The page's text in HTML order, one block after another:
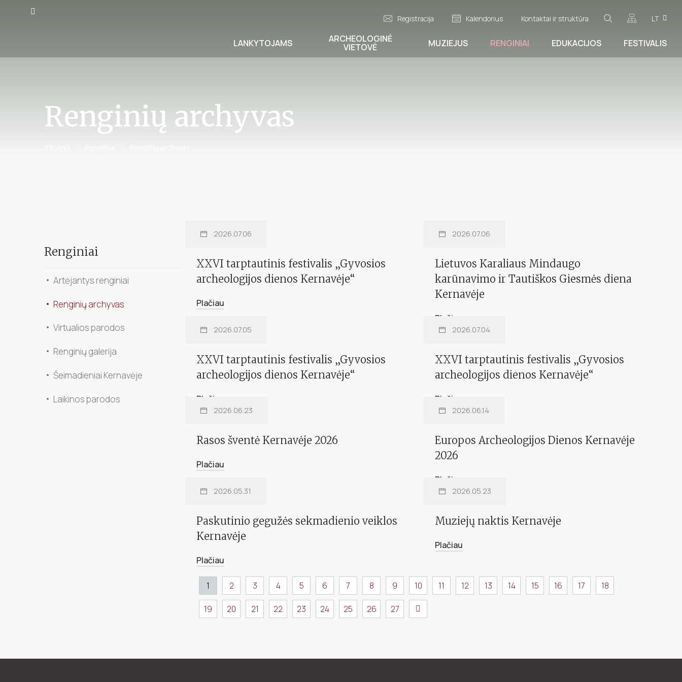
Registracija Kalendorius Kontaktai ir struktūra LT
LANKYTOJAMS ARCHEOLOGINĖ
VIETOVĖ MUZIEJUS RENGINIAI EDUKACIJOS FESTIVALIS
Renginių archyvas
Renginiai
Artėjantys renginiai
Renginių archyvas
Virtualios parodos
Renginių galerija
Šeimadieniai Kernavėje
Laikinos parodos
2026.07.06
XXVI tarptautinis festivalis „Gyvosios
archeologijos dienos Kernavėje“
Plačiau
2026.07.06
Lietuvos Karaliaus Mindaugo
karūnavimo ir Tautiškos Giesmės diena
Kernavėje
Plačiau
2026.07.05
XXVI tarptautinis festivalis „Gyvosios
archeologijos dienos Kernavėje“
2026.07.04
XXVI tarptautinis festivalis „Gyvosios
archeologijos dienos Kernavėje“
Plačiau
2026.06.23
Rasos šventė Kernavėje 2026
Plačiau
2026.06.14
2026
2026.05.31
Paskutinio gegužės sekmadienio veiklos
Kernavėje
Plačiau
2026.05.23
Muziejų naktis Kernavėje
1 2 3 4 5 6 7 8 9 10